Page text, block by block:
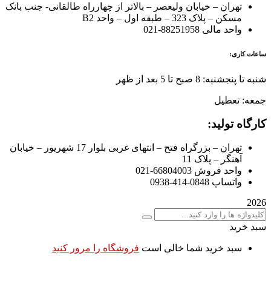
تهران – خیابان ولیعصر – بالاتر از چهارراه طالقانی- جنب بانک
مسکن – پلاک 323 – طبقه اول – واحد B2
واحد مالی 88251958-021
ساعات کاری:
شنبه تا پنجشنبه: 8 صبح تا 5 بعد از ظهر
جمعه: تعطیل
کارگاه تولید:
تهران – بزرگراه فتح – انتهای غربی بلوار 17 شهریور – خیابان
آهنگر – پلاک 11
واحد فروش 66804003-021
واتساپ 0848-414-0938
2026
سبد خرید
سبد خرید شما خالی است فروشگاه را مرور کنید